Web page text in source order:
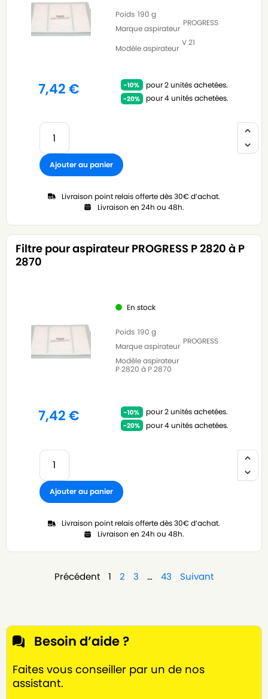
Besoin d’aide ?
Faites vous conseiller par un de nos
assistant.
Poids 190 g
Marque aspirateur
PROGRESS
Modèle aspirateur
V 21
7,42€
pour 2 unités achetées.
pour 4 unités achetées.
Ajouter au panier
Livraison point relais offerte dès 30€ d’achat.
Livraison en 24h ou 48h.
Filtre pour aspirateur PROGRESS P 2820 à P
2870
En stock
Poids 190 g
Marque aspirateur
PROGRESS
Modèle aspirateur
P 2820 à P 2870
7,42€
pour 2 unités achetées.
pour 4 unités achetées.
Ajouter au panier
Livraison point relais offerte dès 30€ d’achat.
Livraison en 24h ou 48h.
Précédent 1 2 3 … 43 Suivant